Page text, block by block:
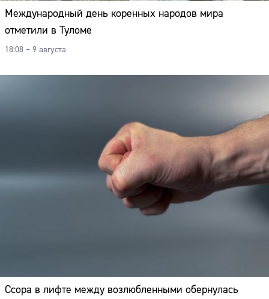
Международный день коренных народов мира
отметили в Туломе
18:08 – 9 августа
Ссора в лифте между возлюбленными обернулась